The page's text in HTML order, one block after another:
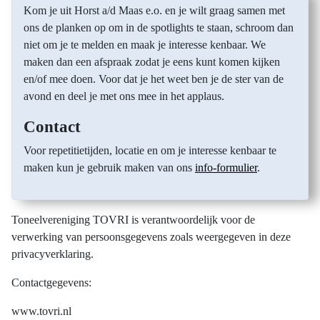
Kom je uit Horst a/d Maas e.o. en je wilt graag samen met
ons de planken op om in de spotlights te staan, schroom dan
niet om je te melden en maak je interesse kenbaar. We
maken dan een afspraak zodat je eens kunt komen kijken
en/of mee doen. Voor dat je het weet ben je de ster van de
avond en deel je met ons mee in het applaus.
Contact
Voor repetitietijden, locatie en om je interesse kenbaar te
maken kun je gebruik maken van ons info-formulier.
Toneelvereniging TOVRI is verantwoordelijk voor de
verwerking van persoonsgegevens zoals weergegeven in deze
privacyverklaring.
Contactgegevens:
www.tovri.nl